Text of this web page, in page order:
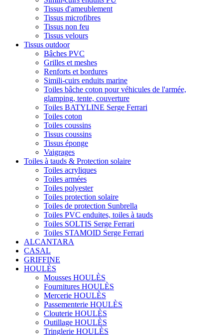
Tissus d'ameublement
Tissus microfibres
Tissus non feu
Tissus velours
Tissus outdoor
Bâches PVC
Grilles et meshes
Renforts et bordures
Simili-cuirs enduits marine
Toiles bâche coton pour véhicules de l'armée,
glamping, tente, couverture
Toiles BATYLINE Serge Ferrari
Toiles coton
Toiles coussins
Tissus coussins
Tissus éponge
Vaigrages
Toiles à tauds & Protection solaire
Toiles acryliques
Toiles armées
Toiles polyester
Toiles protection solaire
Toiles de protection Sunbrella
Toiles PVC enduites, toiles à tauds
Toiles SOLTIS Serge Ferrari
Toiles STAMOID Serge Ferrari
ALCANTARA
CASAL
GRIFFINE
HOULÈS
Mousses HOULÈS
Fournitures HOULÈS
Mercerie HOULÈS
Passementerie HOULÈS
Clouterie HOULÈS
Outillage HOULÈS
Tringlerie HOULÈS